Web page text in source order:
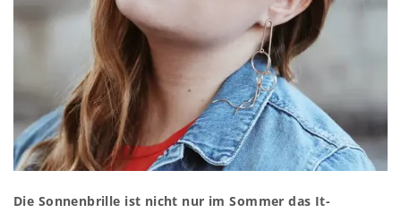
Die Sonnenbrille ist nicht nur im Sommer das It-